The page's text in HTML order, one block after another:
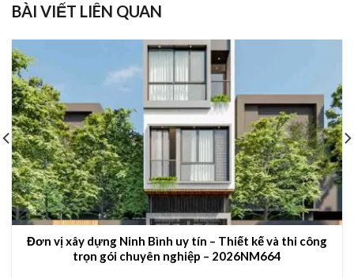
BÀI VIẾT LIÊN QUAN
Đơn vị xây dựng Ninh Bình uy tín – Thiết kế và thi công
trọn gói chuyên nghiệp – 2026NM664